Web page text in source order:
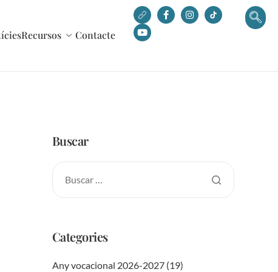
Recursos Contacte
Buscar
Categories
Any vocacional 2026-2027 (19)